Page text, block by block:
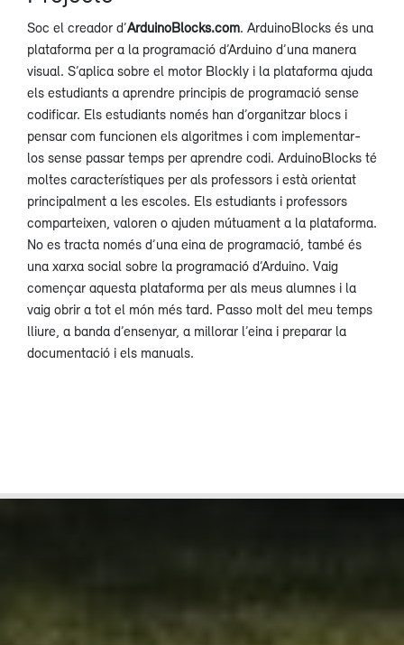
Soc el creador d’ArduinoBlocks.com. ArduinoBlocks és una
plataforma per a la programació d’Arduino d’una manera
visual. S’aplica sobre el motor Blockly i la plataforma ajuda
els estudiants a aprendre principis de programació sense
codificar. Els estudiants només han d’organitzar blocs i
pensar com funcionen els algoritmes i com implementar-
los sense passar temps per aprendre codi. ArduinoBlocks té
moltes característiques per als professors i està orientat
principalment a les escoles. Els estudiants i professors
comparteixen, valoren o ajuden mútuament a la plataforma.
No es tracta només d’una eina de programació, també és
una xarxa social sobre la programació d’Arduino. Vaig
començar aquesta plataforma per als meus alumnes i la
vaig obrir a tot el món més tard. Passo molt del meu temps
lliure, a banda d’ensenyar, a millorar l’eina i preparar la
documentació i els manuals.